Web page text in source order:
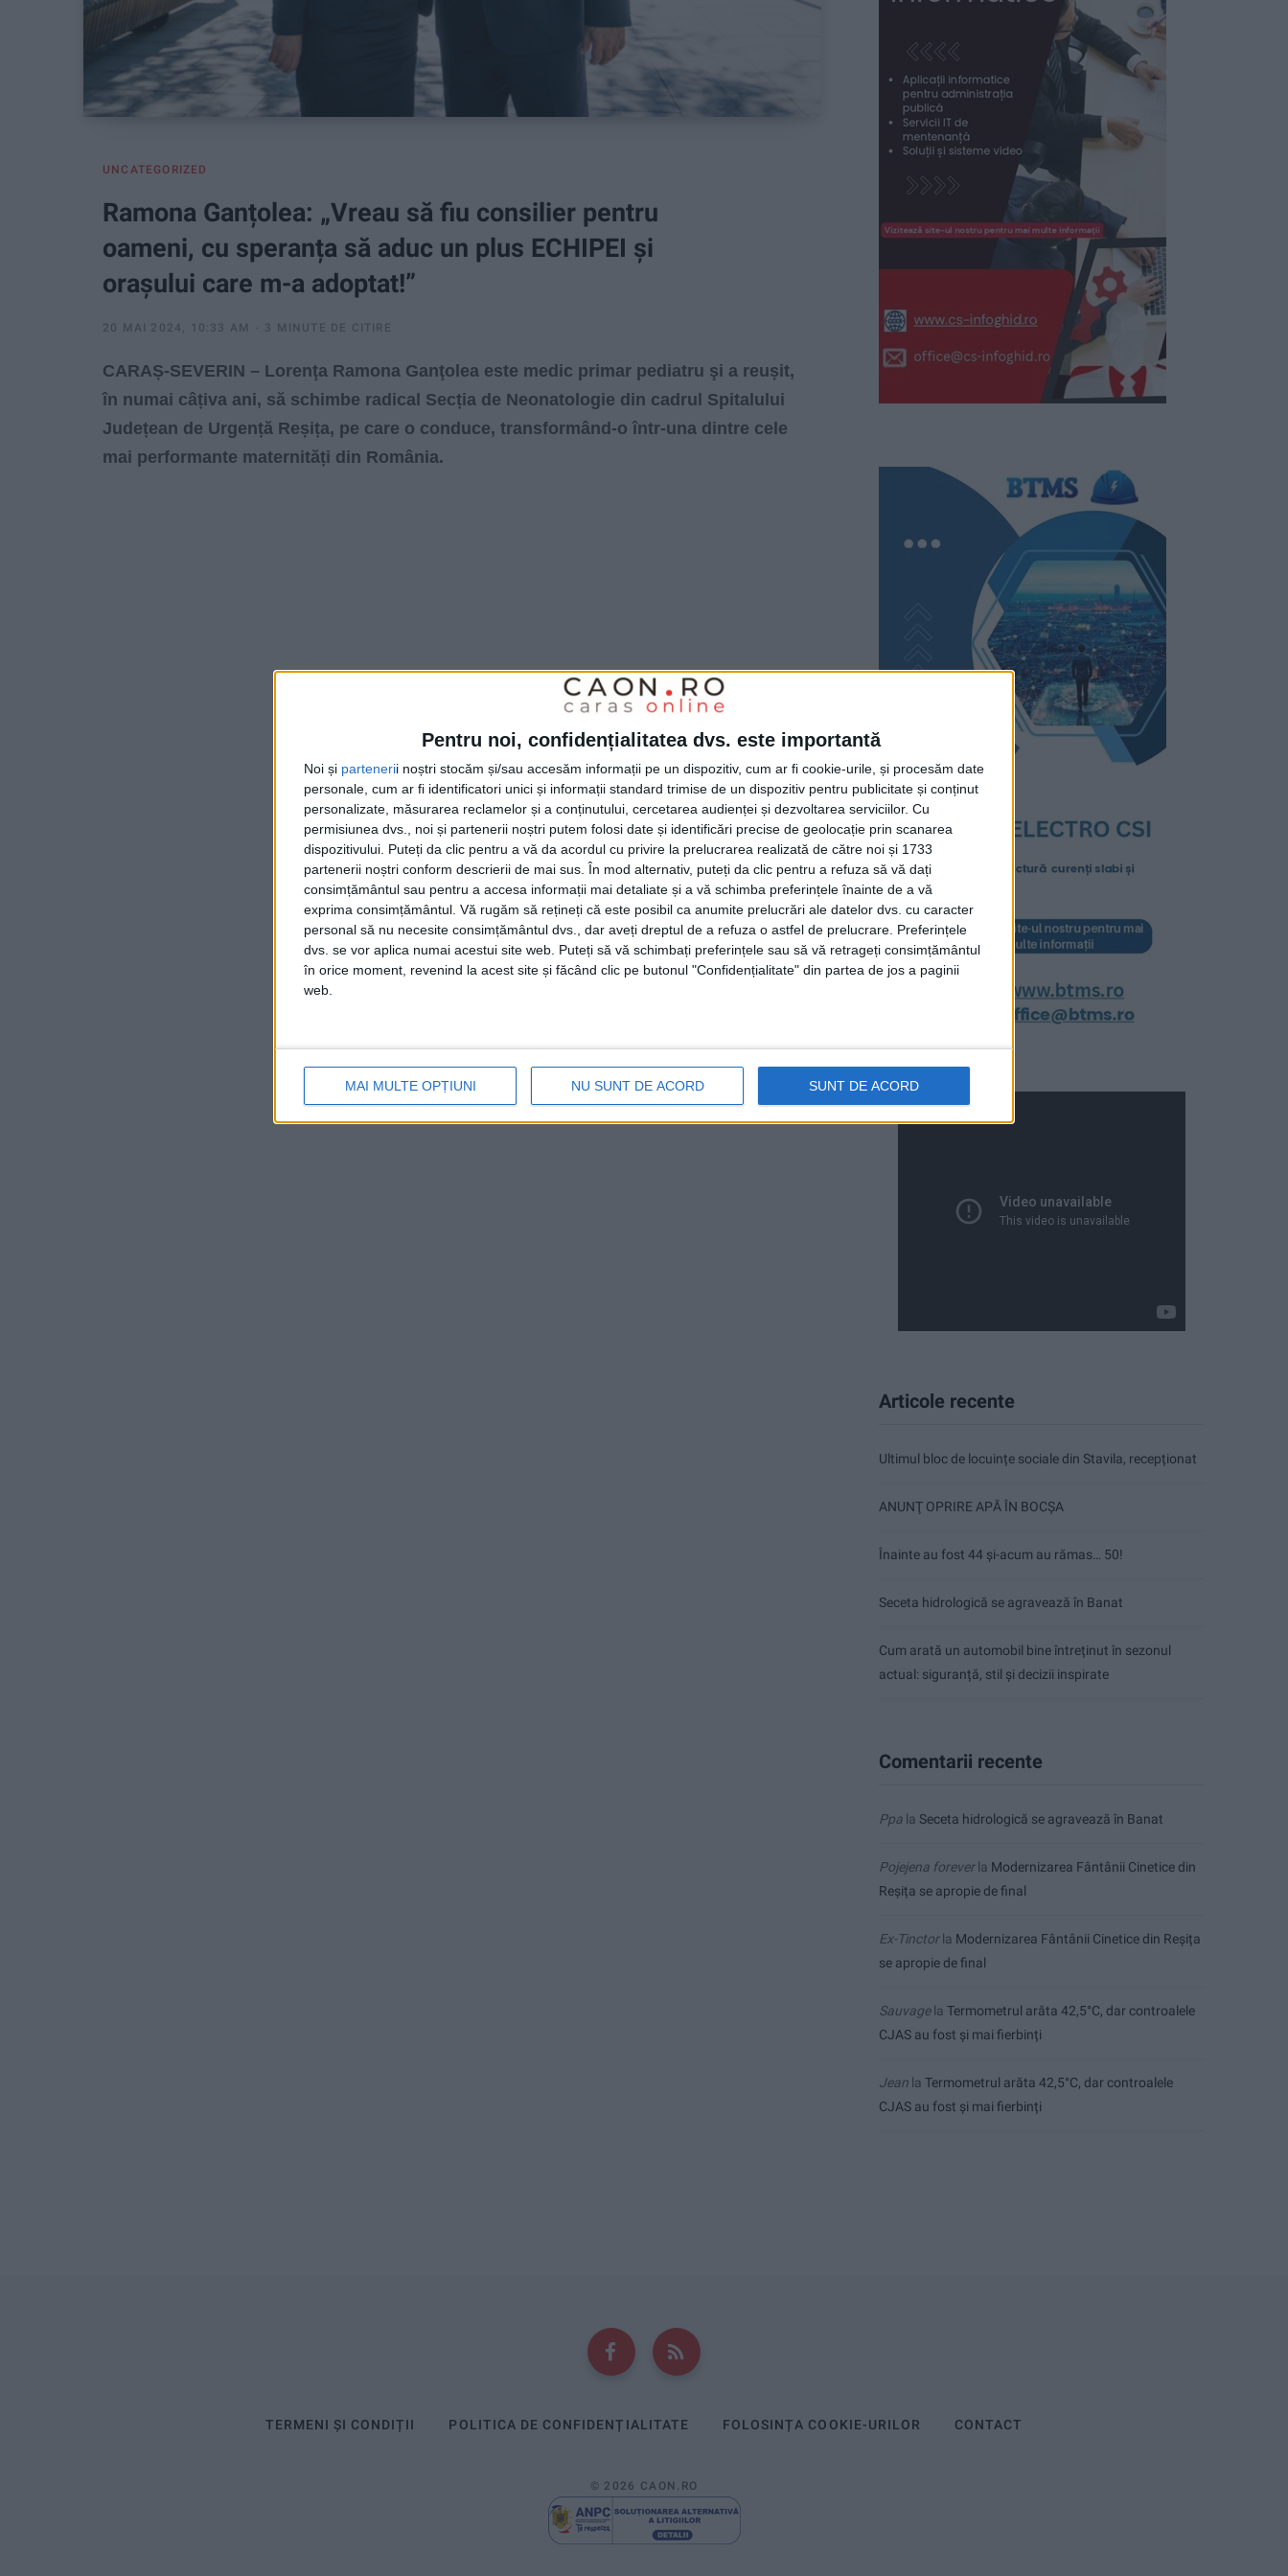
Pentru noi, confidențialitatea dvs. este importantă
Noi și partenerii noștri stocăm și/sau accesăm informații pe un dispozitiv, cum ar fi cookie-urile, și procesăm date
personale, cum ar fi identificatori unici și informații standard trimise de un dispozitiv pentru publicitate și conținut
personalizate, măsurarea reclamelor și a conținutului, cercetarea audienței și dezvoltarea serviciilor. Cu
permisiunea dvs., noi și partenerii noștri putem folosi date și identificări precise de geolocație prin scanarea
dispozitivului. Puteți da clic pentru a vă da acordul cu privire la prelucrarea realizată de către noi și 1733
partenerii noștri conform descrierii de mai sus. În mod alternativ, puteți da clic pentru a refuza să vă dați
consimțământul sau pentru a accesa informații mai detaliate și a vă schimba preferințele înainte de a vă
exprima consimțământul. Vă rugăm să rețineți că este posibil ca anumite prelucrări ale datelor dvs. cu caracter
personal să nu necesite consimțământul dvs., dar aveți dreptul de a refuza o astfel de prelucrare. Preferințele
dvs. se vor aplica numai acestui site web. Puteți să vă schimbați preferințele sau să vă retrageți consimțământul
în orice moment, revenind la acest site și făcând clic pe butonul "Confidențialitate" din partea de jos a paginii
web.
MAI MULTE OPȚIUNI NU SUNT DE ACORD SUNT DE ACORD
UNCATEGORIZED
Ramona Ganțolea: „Vreau să fiu consilier pentru
oameni, cu speranța să aduc un plus ECHIPEI și
orașului care m-a adoptat!”
20 MAI 2024, 10:33 AM 3 MINUTE DE CITIRE
CARAȘ-SEVERIN – Lorenţa Ramona Ganţolea este medic primar pediatru şi a reușit,
în numai câțiva ani, să schimbe radical Secția de Neonatologie din cadrul Spitalului
Județean de Urgență Reșița, pe care o conduce, transformând-o într-una dintre cele
mai performante maternități din România.
Articole recente
Ultimul bloc de locuințe sociale din Stavila, recepționat
ANUNŢ OPRIRE APĂ ÎN BOCȘA
Înainte au fost 44 și-acum au rămas… 50!
Seceta hidrologică se agravează în Banat
Cum arată un automobil bine întreținut în sezonul
actual: siguranță, stil și decizii inspirate
Comentarii recente
Ppa la Seceta hidrologică se agravează în Banat
Pojejena foreverla Modernizarea Fântânii Cinetice din
Reșița se apropie de final
Ex-Tinctorla Modernizarea Fântânii Cinetice din Reșița
se apropie de final
Sauvagela Termometrul arăta 42,5°C, dar controalele
CJAS au fost și mai fierbinți
Jean la Termometrul arăta 42,5°C, dar controalele
CJAS au fost și mai fierbinți
TERMENI ȘI CONDIȚII POLITICA DE CONFIDENȚIALITATE FOLOSINȚA COOKIE-URILOR CONTACT
© 2026 CAON.RO